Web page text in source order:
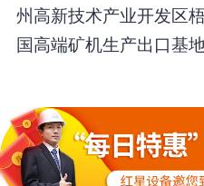
州高新技术产业开发区
国高端矿机生产出口基地